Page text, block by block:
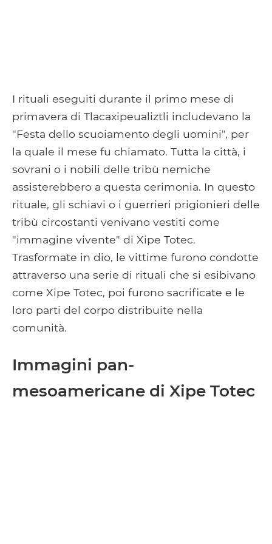
I rituali eseguiti durante il primo mese di
primavera di Tlacaxipeualiztli includevano la
"Festa dello scuoiamento degli uomini", per
la quale il mese fu chiamato. Tutta la città, i
sovrani o i nobili delle tribù nemiche
assisterebbero a questa cerimonia. In questo
rituale, gli schiavi o i guerrieri prigionieri delle
tribù circostanti venivano vestiti come
"immagine vivente" di Xipe Totec.
Trasformate in dio, le vittime furono condotte
attraverso una serie di rituali che si esibivano
come Xipe Totec, poi furono sacrificate e le
loro parti del corpo distribuite nella
comunità.
Immagini pan-
mesoamericane di Xipe Totec